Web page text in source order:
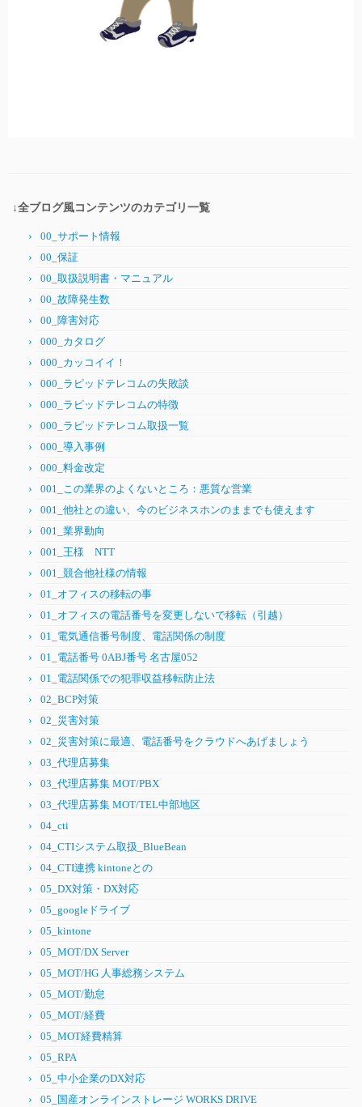
↓全ブログ風コンテンツのカテゴリ一覧
00_サポート情報
00_保証
00_取扱説明書・マニュアル
00_故障発生数
00_障害対応
000_カタログ
000_カッコイイ！
000_ラピッドテレコムの失敗談
000_ラピッドテレコムの特徴
000_ラピッドテレコム取扱一覧
000_導入事例
000_料金改定
001_この業界のよくないところ：悪質な営業
001_他社との違い、今のビジネスホンのままでも使えます
001_業界動向
001_王様 NTT
001_競合他社様の情報
01_オフィスの移転の事
01_オフィスの電話番号を変更しないで移転（引越）
01_電気通信番号制度、電話関係の制度
01_電話番号 0ABJ番号 名古屋052
01_電話関係での犯罪収益移転防止法
02_BCP対策
02_災害対策
02_災害対策に最適、電話番号をクラウドへあげましょう
03_代理店募集
03_代理店募集 MOT/PBX
03_代理店募集 MOT/TEL中部地区
04_cti
04_CTIシステム取扱_BlueBean
04_CTI連携 kintoneとの
05_DX対策・DX対応
05_googleドライブ
05_kintone
05_MOT/DX Server
05_MOT/HG 人事総務システム
05_MOT/勤怠
05_MOT/経費
05_MOT経費精算
05_RPA
05_中小企業のDX対応
05_国産オンラインストレージ WORKS DRIVE